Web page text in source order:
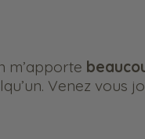
m’apporte
Venez vous